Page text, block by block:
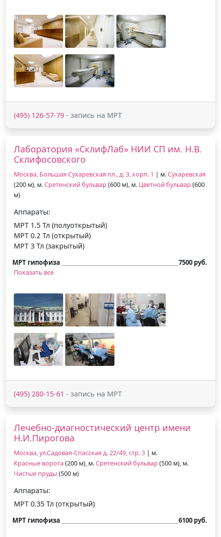
(495) 126-57-79 - запись на МРТ
Лаборатория «СклифЛаб» НИИ СП им. Н.В.
Склифосовского
Москва, Большая Сухаревская пл., д. 3, корп. 1 | м.Сухаревская
(200 м), м.Сретенский бульвар (600 м), м. Цветной бульвар (600
м)
Аппараты:
МРТ 1.5 Тл (полуоткрытый)
МРТ 0.2 Тл (открытый)
МРТ 3 Тл (закрытый)
МРТ гипофиза
7500 руб.
Показать все
(495) 280-15-61 - запись на МРТ
Лечебно-диагностический центр имени
Н.И.Пирогова
Москва, ул.Садовая-Спасская д. 22/49, стр. 3 | м.
Красные ворота (200 м), м.Сретенский бульвар (500 м), м.
Чистые пруды (500 м)
Аппараты:
МРТ 0.35 Тл (открытый)
МРТ гипофиза 6100 руб.